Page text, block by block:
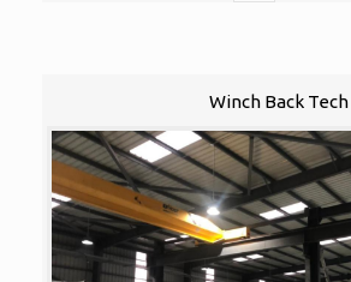
Winch Back Tech